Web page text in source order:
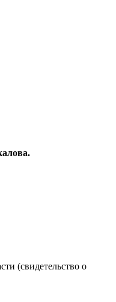
(свидетельство о